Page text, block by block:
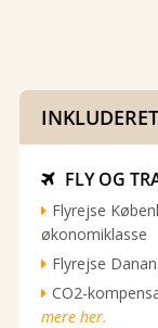
INKLUDERET
 FLY OG
Flyrejse
økonomiklasse
Flyrejse
CO2-
mere her.